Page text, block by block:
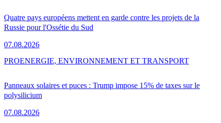
Quatre pays européens mettent en garde contre les projets de la
Russie pour l'Ossétie du Sud
07.08.2026
Panneaux solaires et puces : Trump impose 15% de taxes sur le
polysilicium
07.08.2026
PROENERGIE, ENVIRONNEMENT ET TRANSPORT